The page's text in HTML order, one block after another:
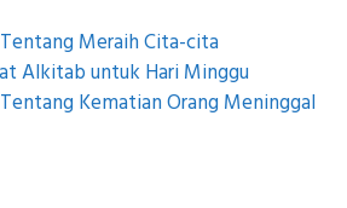
Meraih Cita-cita
Alkitab untuk Hari Minggu
Kematian Orang Meninggal